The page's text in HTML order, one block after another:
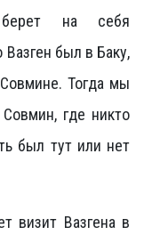
на себя
Вазген был в Баку,
Тогда мы
где никто
был тут или нет
визит Вазгена в